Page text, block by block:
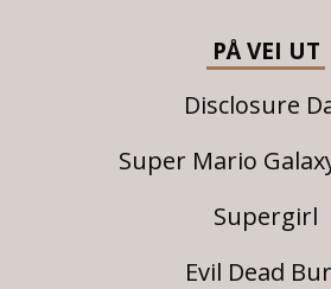
PÅ VEI UT
Disclosure
Super Mario
Supergirl
Evil Dead